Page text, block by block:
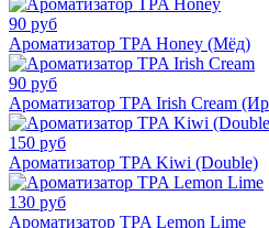
90 руб
Ароматизатор TPA Honey (Мёд)
90 руб
Ароматизатор TPA Irish Cream
150 руб
Ароматизатор TPA Kiwi (Double)
130 руб
Ароматизатор TPA Lemon Lime